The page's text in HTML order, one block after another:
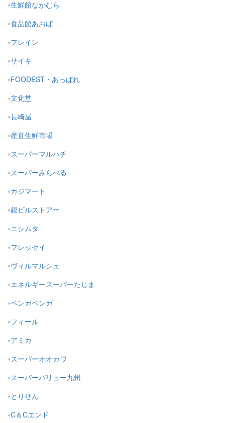
生鮮館なかむら
食品館あおば
フレイン
サイキ
FOODEST・あっぱれ
文化堂
長崎屋
産直生鮮市場
スーパーマルハチ
スーパーみらべる
カジマート
銀ビルストアー
ニシムタ
フレッセイ
ヴィルマルシェ
エネルギースーパーたじま
ベンガベンガ
フィール
アミカ
スーパーオオカワ
スーパーバリュー九州
とりせん
C＆Cエンド